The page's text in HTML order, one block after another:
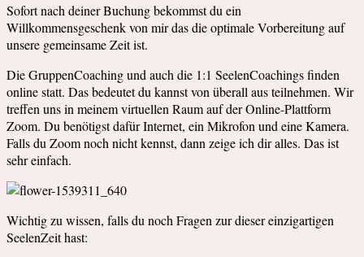
Sofort nach deiner Buchung bekommst du ein
Willkommensgeschenk von mir das die optimale Vorbereitung auf
unsere gemeinsame Zeit ist.
Die GruppenCoaching und auch die 1:1 SeelenCoachings finden
online statt. Das bedeutet du kannst von überall aus teilnehmen. Wir
treffen uns in meinem virtuellen Raum auf der Online-Plattform
Zoom. Du benötigst dafür Internet, ein Mikrofon und eine Kamera.
Falls du Zoom noch nicht kennst, dann zeige ich dir alles. Das ist
sehr einfach.
Wichtig zu wissen, falls du noch Fragen zur dieser einzigartigen
SeelenZeit hast: